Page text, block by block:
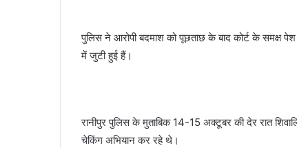
पुलिस ने आरोपी बदमाश को पूछताछ के बाद कोर्ट के समक्ष
में जुटी हुई हैं।
रानीपुर पुलिस के मुताबिक 14-15 अक्टूबर की देर रात
चेकिंग अभियान कर रहे थे।